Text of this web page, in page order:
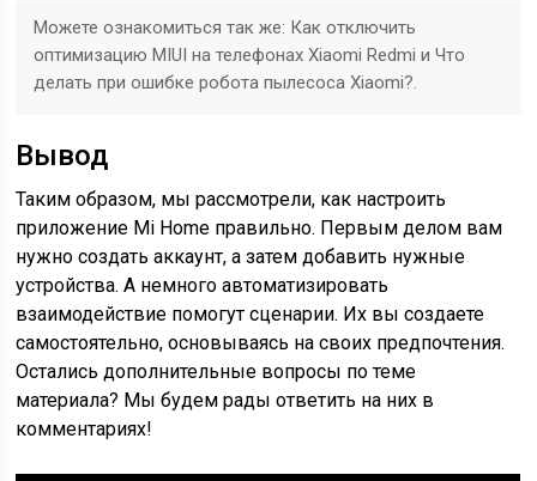
Можете ознакомиться так же: Как отключить
оптимизацию MIUI на телефонах Xiaomi Redmi и Что
делать при ошибке робота пылесоса Xiaomi?.
Вывод
Таким образом, мы рассмотрели, как настроить
приложение Mi Home правильно. Первым делом вам
нужно создать аккаунт, а затем добавить нужные
устройства. А немного автоматизировать
взаимодействие помогут сценарии. Их вы создаете
самостоятельно, основываясь на своих предпочтения.
Остались дополнительные вопросы по теме
материала? Мы будем рады ответить на них в
комментариях!